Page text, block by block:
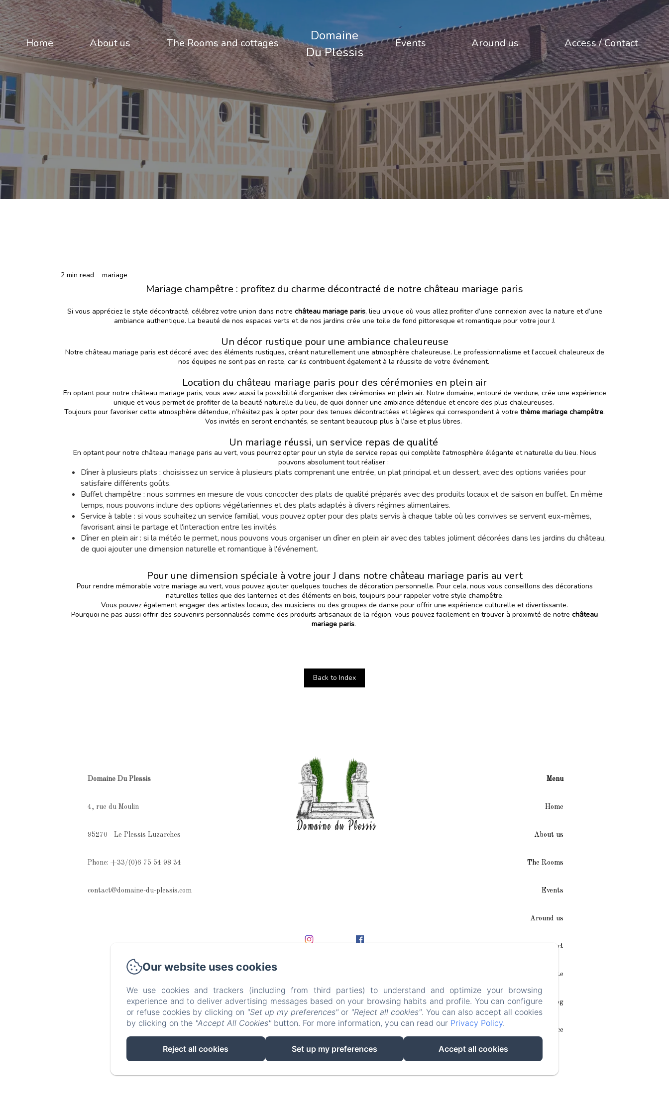
Home About us The Rooms and cottages
Domaine
Du Plessis
Events Around us Access / Contact
2 min read mariage
Mariage champêtre : profitez du charme décontracté de notre château mariage paris
Si vous appréciez le style décontracté, célébrez votre union dans notre château mariage paris, lieu unique où vous allez profiter d’une connexion avec la nature et d’une
ambiance authentique. La beauté de nos espaces verts et de nos jardins crée une toile de fond pittoresque et romantique pour votre jour J.
Un décor rustique pour une ambiance chaleureuse
Notre château mariage paris est décoré avec des éléments rustiques, créant naturellement une atmosphère chaleureuse. Le professionnalisme et l’accueil chaleureux de
nos équipes ne sont pas en reste, car ils contribuent également à la réussite de votre événement.
Location du château mariage paris pour des cérémonies en plein air
En optant pour notre château mariage paris, vous avez aussi la possibilité d’organiser des cérémonies en plein air. Notre domaine, entouré de verdure, crée une expérience
unique et vous permet de profiter de la beauté naturelle du lieu, de quoi donner une ambiance détendue et encore des plus chaleureuses.
Toujours pour favoriser cette atmosphère détendue, n’hésitez pas à opter pour des tenues décontractées et légères qui correspondent à votre thème mariage champêtre.
Vos invités en seront enchantés, se sentant beaucoup plus à l’aise et plus libres.
Un mariage réussi, un service repas de qualité
En optant pour notre château mariage paris au vert, vous pourrez opter pour un style de service repas qui complète l'atmosphère élégante et naturelle du lieu. Nous
pouvons absolument tout réaliser :
Dîner à plusieurs plats : choisissez un service à plusieurs plats comprenant une entrée, un plat principal et un dessert, avec des options variées pour
satisfaire différents goûts.
Buffet champêtre : nous sommes en mesure de vous concocter des plats de qualité préparés avec des produits locaux et de saison en buffet. En même
temps, nous pouvons inclure des options végétariennes et des plats adaptés à divers régimes alimentaires.
Service à table : si vous souhaitez un service familial, vous pouvez opter pour des plats servis à chaque table où les convives se servent eux-mêmes,
favorisant ainsi le partage et l'interaction entre les invités.
Dîner en plein air : si la météo le permet, nous pouvons vous organiser un dîner en plein air avec des tables joliment décorées dans les jardins du château,
de quoi ajouter une dimension naturelle et romantique à l'événement.
Pour une dimension spéciale à votre jour J dans notre château mariage paris au vert
Pour rendre mémorable votre mariage au vert, vous pouvez ajouter quelques touches de décoration personnelle. Pour cela, nous vous conseillons des décorations
naturelles telles que des lanternes et des éléments en bois, toujours pour rappeler votre style champêtre.
Vous pouvez également engager des artistes locaux, des musiciens ou des groupes de danse pour offrir une expérience culturelle et divertissante.
Pourquoi ne pas aussi offrir des souvenirs personnalisés comme des produits artisanaux de la région, vous pouvez facilement en trouver à proximité de notre château
mariage paris.
Back to Index
Domaine Du Plessis
4, rue du Moulin
95270 - Le Plessis Luzarches
Phone: +33/(0)6 75 54 98 34
contact@domaine-du-plessis.com
EN FR DE
Menu
Home
About us
The Rooms
Events
Around us
Access / Contact
Plan du site
Blog
Legal notice
Our website uses cookies
We use cookies and trackers (including from third parties) to understand and optimize your browsing
experience and to deliver advertising messages based on your browsing habits and profile. You can configure
or refuse cookies by clicking on "Set up my preferences" or "Reject all cookies". You can also accept all cookies
by clicking on the "Accept All Cookies" button. For more information, you can read our Privacy Policy.
Reject all cookies Set up my preferences Accept all cookies